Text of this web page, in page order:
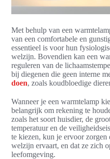
Met behulp van een
van een comfortabele en
essentieel is voor hun
welzijn. Bovendien kan een
reguleren van de
bij diegenen die geen interne
doen, zoals koudbloedige
Wanneer je een warmtelamp
belangrijk om rekening te
zoals het soort huisdier, de
temperatuur en de
te kiezen, kun je ervoor zorgen
welzijn ervaart, en dat ze zich
leefomgeving.